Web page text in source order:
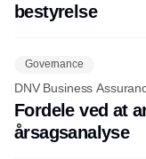
bestyrelse
Governance
DNV Business
Fordele ved at
årsagsanalyse